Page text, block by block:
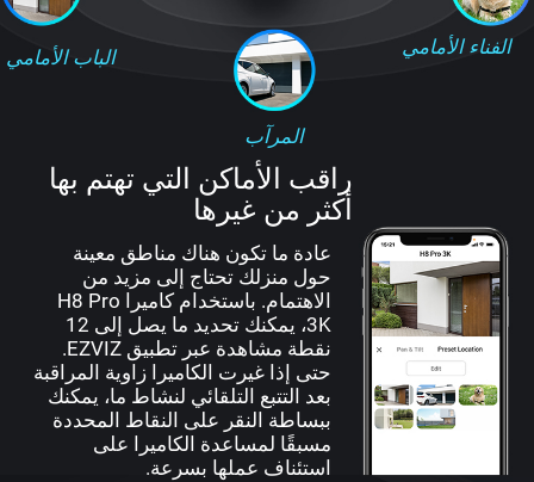
الباب الأمامي
المرآب
الفناء الأمامي
راقب الأماكن التي تهتم بها
أكثر من غيرها
عادة ما تكون هناك مناطق معينة
حول منزلك تحتاج إلى مزيد من
الاهتمام. باستخدام كاميرا H8 Pro
3K، يمكنك تحديد ما يصل إلى 12
نقطة مشاهدة عبر تطبيق EZVIZ.
حتى إذا غيرت الكاميرا زاوية المراقبة
بعد التتبع التلقائي لنشاط ما، يمكنك
ببساطة النقر على النقاط المحددة
مسبقًا لمساعدة الكاميرا على
استئناف عملها بسرعة.